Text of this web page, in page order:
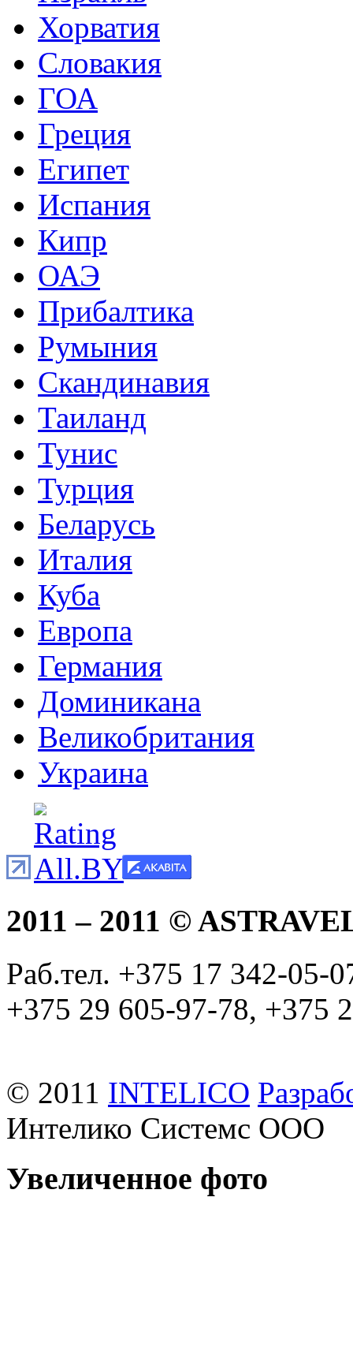
Хорватия
Словакия
ГОА
Греция
Египет
Испания
Кипр
ОАЭ
Прибалтика
Румыния
Скандинавия
Таиланд
Тунис
Турция
Беларусь
Италия
Куба
Европа
Германия
Доминикана
Великобритания
Украина
2011 – 2011 ©
Раб.тел. +375 17 342-
+375 29 605-97-78, +375
© 2011 INTELICO
Интелико Системс ООО
Увеличенное фото